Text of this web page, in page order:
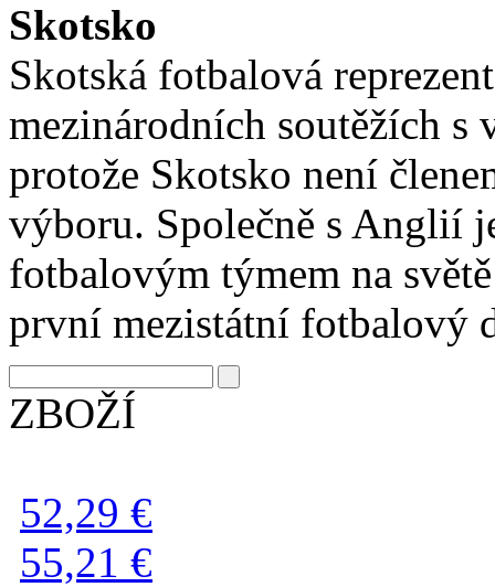
Skotsko
Skotská fotbalová
mezinárodních soutěžích
protože Skotsko není
výboru. Společně s Anglií
fotbalovým týmem na
první mezistátní fotbalový
ZBOŽÍ
52,29 €
55,21 €